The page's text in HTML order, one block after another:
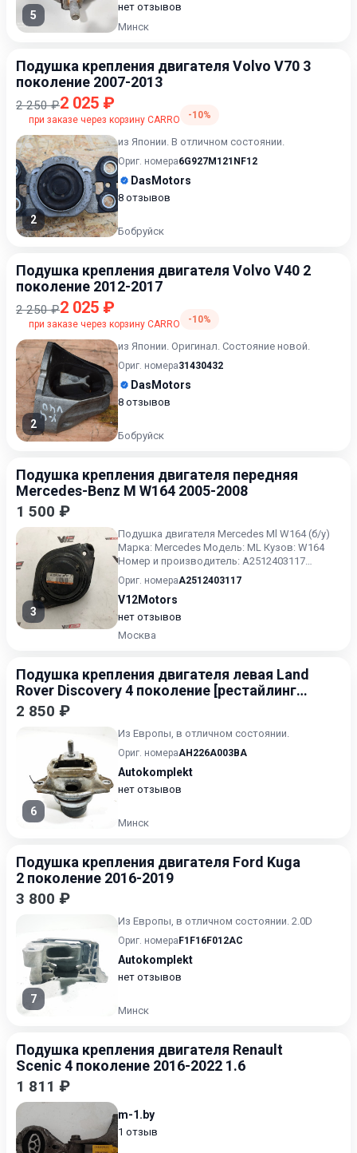
5
нет отзывов
Минск
Подушка крепления двигателя Volvo V70 3
поколение 2007-2013
2 250 ₽2 025 ₽
при заказе через корзину CARRO -10%
2
из Японии. В отличном состоянии.
Ориг. номера6G927M121NF12
DasMotors
8 отзывов
Бобруйск
Подушка крепления двигателя Volvo V40 2
поколение 2012-2017
2 250 ₽2 025 ₽
при заказе через корзину CARRO -10%
2
из Японии. Оригинал. Состояние новой.
Ориг. номера31430432
DasMotors
8 отзывов
Бобруйск
Подушка крепления двигателя передняя
Mercedes-Benz M W164 2005-2008
1 500 ₽
3
Подушка двигателя Mercedes Ml W164 (б/у)
Марка: Mercedes Модель: ML Кузов: W164
Номер и производитель: A2512403117
Mercedes-Benz В отличном...
Ориг. номераA2512403117
V12Motors
нет отзывов
Москва
Подушка крепления двигателя левая Land
Rover Discovery 4 поколение [рестайлинг]
2013-2016
2 850 ₽
6
Из Европы, в отличном состоянии.
Ориг. номераAH226A003BA
Autokomplekt
нет отзывов
Минск
Подушка крепления двигателя Ford Kuga
2 поколение 2016-2019
3 800 ₽
7
Из Европы, в отличном состоянии. 2.0D
Ориг. номера F1F16F012AC
Autokomplekt
нет отзывов
Минск
Подушка крепления двигателя Renault
Scenic 4 поколение 2016-2022 1.6
1 811 ₽
m-1.by
1 отзыв